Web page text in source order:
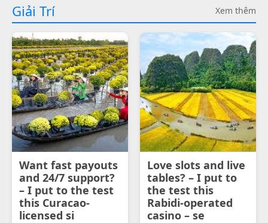
Giải Trí Xem thêm
Want fast payouts
and 24/7 support?
– I put to the test
this Curacao-
licensed si
Love slots and live
tables? – I put to
the test this
Rabidi-operated
casino – se